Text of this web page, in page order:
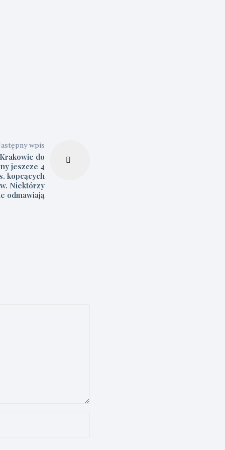
wpis
do
jeszcze 4
kopcących
Niektórzy
odmawiają